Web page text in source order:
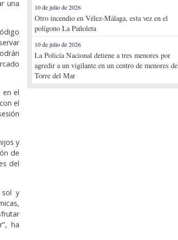
una
el
el
y
de
del
sol y
ha
10 de julio de 2026
Otro incendio en Vélez-Málaga, esta vez en el
polígono La Pañoleta
10 de julio de 2026
La Policía Nacional detiene a tres menores por
agredir a un vigilante en un centro de menores de
Torre del Mar